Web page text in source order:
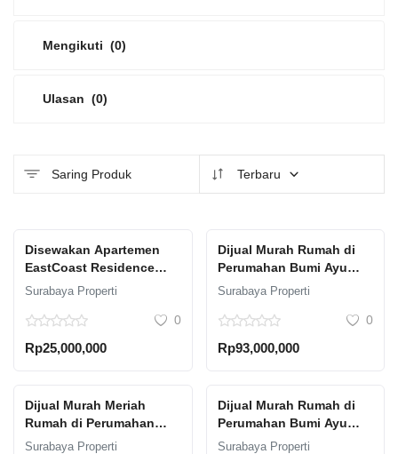
Lokasi
Mengikuti (0)
Ulasan (0)
Saring Produk Terbaru
Disewakan Apartemen
EastCoast Residence
(Unit lantai 18 - paling
Surabaya Properti
0
Rp25,000,000
Dijual Murah Rumah di
Perumahan Bumi Ayu
Dawuhan Situbondo
Surabaya Properti
0
Rp93,000,000
Dijual Murah Meriah
Rumah di Perumahan
Bumi Ayu Dawuhan
Surabaya Properti
Dijual Murah Rumah di
Perumahan Bumi Ayu
Dawuhan Situbondo
Surabaya Properti